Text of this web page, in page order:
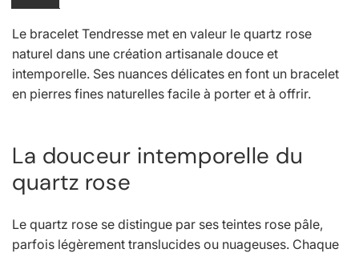
x
r
é
u
l
i
Le bracelet Tendresse met en valeur le quartz rose
naturel dans une création artisanale douce et
intemporelle. Ses nuances délicates en font un bracelet
en pierres fines naturelles facile à porter et à offrir.
La douceur intemporelle du
quartz rose
Le quartz rose se distingue par ses teintes rose pâle,
parfois légèrement translucides ou nuageuses. Chaque